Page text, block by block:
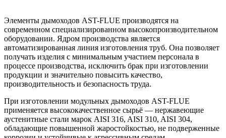
Элементы дымоходов AST-FLUE производятся на
современном специализированном высокопроизводительном
оборудовании. Ядром производства является
автоматизированная линия изготовления труб. Она позволяет
получать изделия с минимальным участием персонала в
процессе производства, исключить брак при изготовлении
продукции и значительно повысить качество,
производительность и безопасность труда.
При изготовлении модульных дымоходов AST-FLUE
применяется высококачественное сырьё — нержавеющие
аустенитные стали марок AISI 316, AISI 310, AISI 304,
обладающие повышенной жаростойкостью, не подверженные